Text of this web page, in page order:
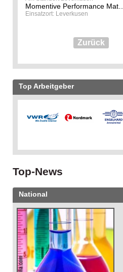
Einsatzort: Leverkusen
Zurück
Top Arbeitgeber
Top-News
National